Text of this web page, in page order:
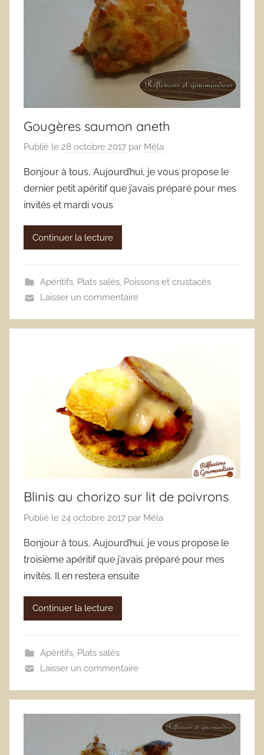
Gougères saumon aneth
Publié le 28 octobre 2017 par Méla
Bonjour à tous, Aujourd’hui, je vous propose le
dernier petit apéritif que j’avais préparé pour mes
invités et mardi vous
Continuer la lecture
Apéritifs, Plats salés, Poissons et crustacés
Laisser un commentaire
Blinis au chorizo sur lit de poivrons
Publié le 24 octobre 2017 par Méla
Bonjour à tous, Aujourd’hui, je vous propose le
troisième apéritif que j’avais préparé pour mes
invités. Il en restera ensuite
Continuer la lecture
Apéritifs, Plats salés
Laisser un commentaire